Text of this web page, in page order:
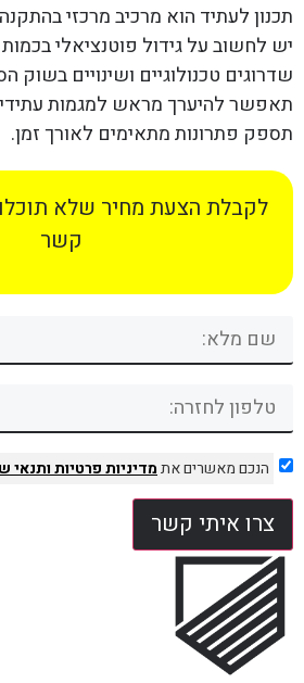
תכנון לעתיד הוא מרכיב מרכזי
יש לחשוב על גידול פוטנציאלי
שדרוגים טכנולוגיים ושינויים
תאפשר להיערך מראש למגמות
תספק פתרונות מתאימים לאורך זמן.
לקבלת הצעת מחיר שלא תוכלו
קשר
הנכם מאשרים אתמדיניות פרטיותותנאי
צרו איתי קשר